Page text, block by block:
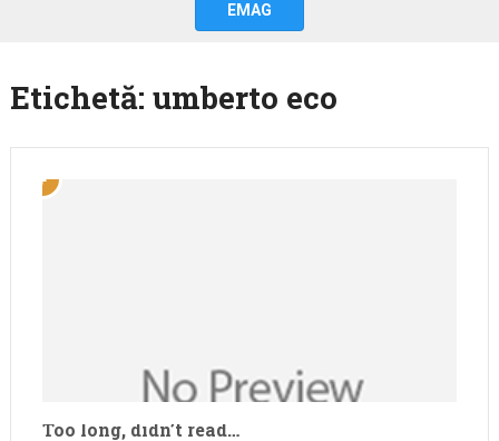
EMAG
Etichetă: umberto eco
Too long, didn’t read…